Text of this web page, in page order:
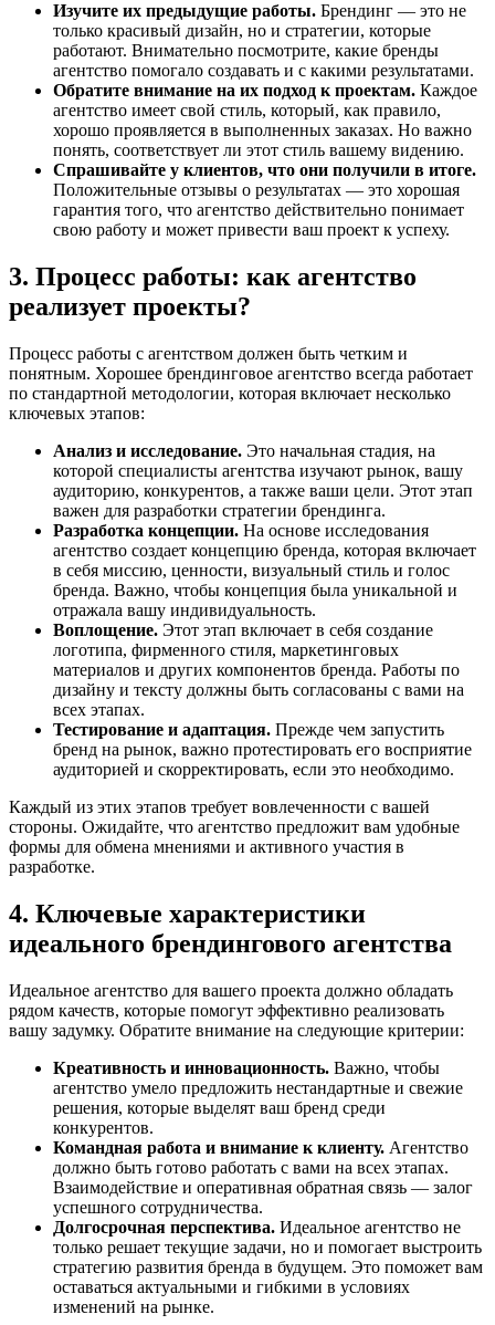
Изучите их предыдущие работы. Брендинг — это не
только красивый дизайн, но и стратегии, которые
работают. Внимательно посмотрите, какие бренды
агентство помогало создавать и с какими результатами.
Обратите внимание на их подход к проектам. Каждое
агентство имеет свой стиль, который, как правило,
хорошо проявляется в выполненных заказах. Но важно
понять, соответствует ли этот стиль вашему видению.
Спрашивайте у клиентов, что они получили в итоге.
Положительные отзывы о результатах — это хорошая
гарантия того, что агентство действительно понимает
свою работу и может привести ваш проект к успеху.
3. Процесс работы: как агентство
реализует проекты?
Процесс работы с агентством должен быть четким и
понятным. Хорошее брендинговое агентство всегда работает
по стандартной методологии, которая включает несколько
ключевых этапов:
Анализ и исследование. Это начальная стадия, на
которой специалисты агентства изучают рынок, вашу
аудиторию, конкурентов, а также ваши цели. Этот этап
важен для разработки стратегии брендинга.
Разработка концепции. На основе исследования
агентство создает концепцию бренда, которая включает
в себя миссию, ценности, визуальный стиль и голос
бренда. Важно, чтобы концепция была уникальной и
отражала вашу индивидуальность.
Воплощение. Этот этап включает в себя создание
логотипа, фирменного стиля, маркетинговых
материалов и других компонентов бренда. Работы по
дизайну и тексту должны быть согласованы с вами на
всех этапах.
Тестирование и адаптация. Прежде чем запустить
бренд на рынок, важно протестировать его восприятие
аудиторией и скорректировать, если это необходимо.
Каждый из этих этапов требует вовлеченности с вашей
стороны. Ожидайте, что агентство предложит вам удобные
формы для обмена мнениями и активного участия в
разработке.
4. Ключевые характеристики
идеального брендингового агентства
Идеальное агентство для вашего проекта должно обладать
рядом качеств, которые помогут эффективно реализовать
вашу задумку. Обратите внимание на следующие критерии:
Креативность и инновационность. Важно, чтобы
агентство умело предложить нестандартные и свежие
решения, которые выделят ваш бренд среди
конкурентов.
Командная работа и внимание к клиенту. Агентство
должно быть готово работать с вами на всех этапах.
Взаимодействие и оперативная обратная связь — залог
успешного сотрудничества.
Долгосрочная перспектива. Идеальное агентство не
только решает текущие задачи, но и помогает выстроить
стратегию развития бренда в будущем. Это поможет вам
оставаться актуальными и гибкими в условиях
изменений на рынке.